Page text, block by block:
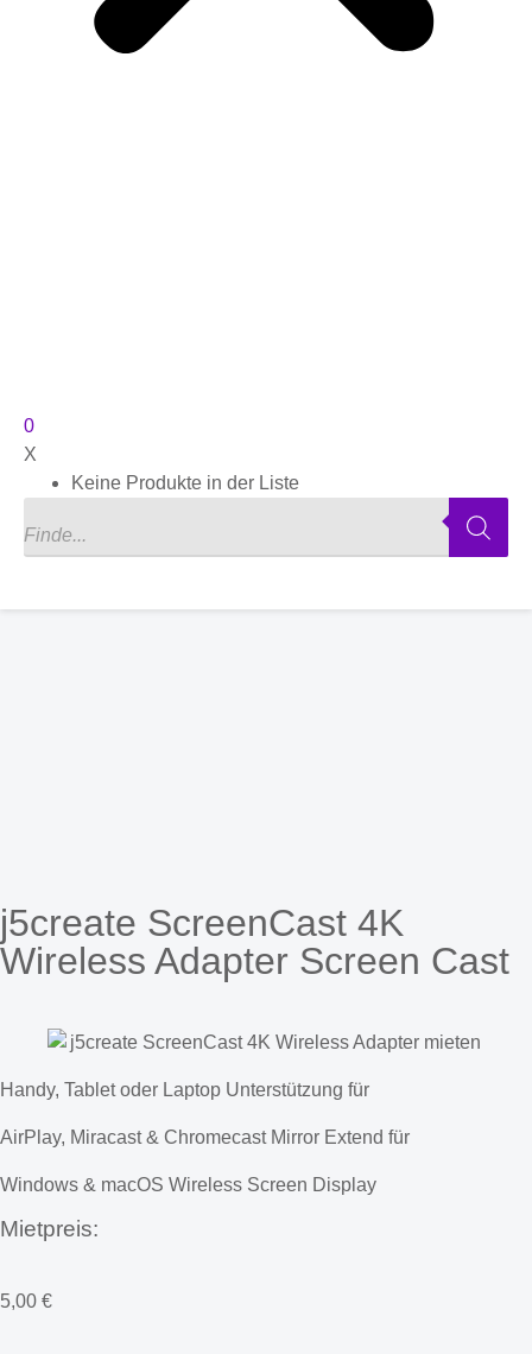
0
X
Keine Produkte in der Liste
j5create ScreenCast 4K
Wireless Adapter Screen Cast
Handy, Tablet oder Laptop Unterstützung für
AirPlay, Miracast & Chromecast Mirror Extend für
Windows & macOS Wireless Screen Display
Mietpreis:
5,00 €